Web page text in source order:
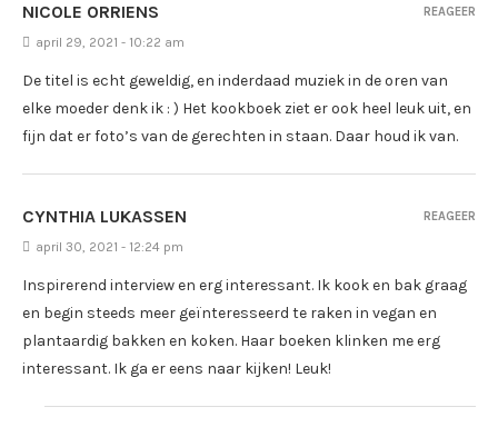
NICOLE ORRIENS
april 29, 2021 - 10:22 am
De titel is echt geweldig, en inderdaad muziek in de oren van
elke moeder denk ik : ) Het kookboek ziet er ook heel leuk uit, en
fijn dat er foto’s van de gerechten in staan. Daar houd ik van.
REAGEER
CYNTHIA LUKASSEN
april 30, 2021 - 12:24 pm
Inspirerend interview en erg interessant. Ik kook en bak graag
en begin steeds meer geïnteresseerd te raken in vegan en
plantaardig bakken en koken. Haar boeken klinken me erg
interessant. Ik ga er eens naar kijken! Leuk!
REAGEER